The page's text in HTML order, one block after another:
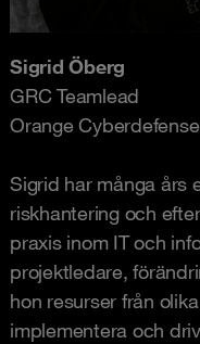
Sigrid Öberg
GRC Teamlead
Orange Cyberdefense
Sigrid har många års
riskhantering och
praxis inom IT och
projektledare,
hon resurser från
implementera och